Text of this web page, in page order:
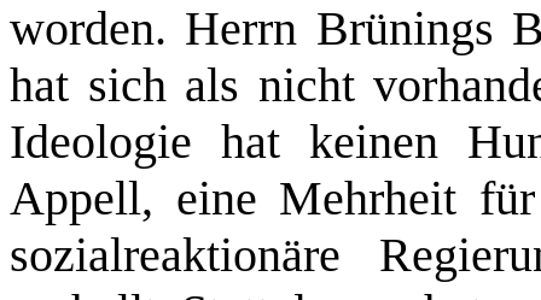
worden. Herrn Brünings
hat sich als nicht
Ideologie hat keinen
Appell, eine Mehrheit
sozialreaktionäre